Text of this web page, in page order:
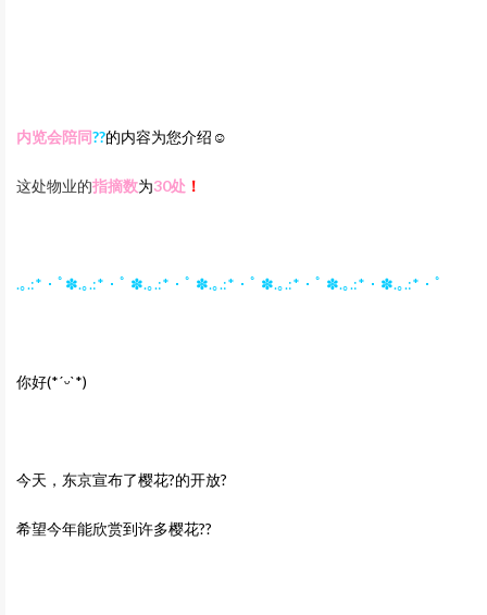
内览会陪同‍??的内容为您介绍☺
这处物业的指摘数为30处 ！
.｡.:*・ﾟ✽.｡.:*・ﾟ ✽.｡.:*・ﾟ ✽.｡.:*・ﾟ ✽.｡.:*・ﾟ ✽.｡.:*・✽.｡.:*・ﾟ
你好(*ˊᵕˋ*)
今天，东京宣布了樱花?的开放?
希望今年能欣赏到许多樱花??